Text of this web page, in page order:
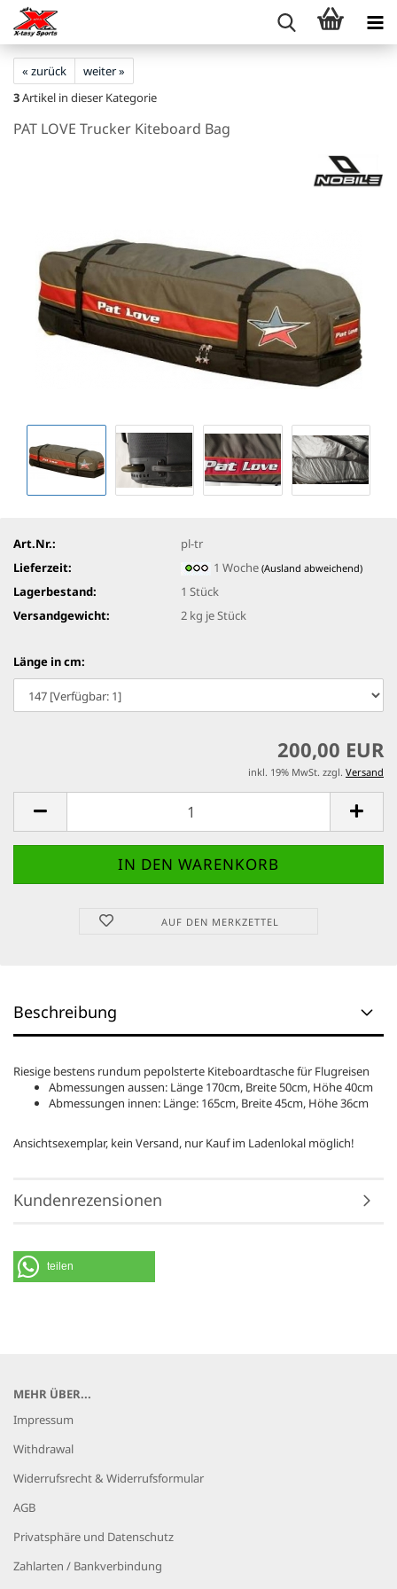
« zurück
weiter »
3Artikel in dieser Kategorie
PAT LOVE Trucker Kiteboard Bag
Art.Nr.:
pl-tr
Lieferzeit:
1 Woche(Ausland abweichend)
Lagerbestand: 1 Stück
Versandgewicht:
2 kg je Stück
Länge in cm:
200,00 EUR
inkl. 19% MwSt. zzgl. Versand
AUF DEN MERKZETTEL
Beschreibung
Riesige bestens rundum pepolsterte Kiteboardtasche für Flugreisen
Abmessungen aussen: Länge 170cm, Breite 50cm, Höhe 40cm
Abmessungen innen: Länge: 165cm, Breite 45cm, Höhe 36cm
Ansichtsexemplar, kein Versand, nur Kauf im Ladenlokal möglich!
Kundenrezensionen
teilen
MEHR ÜBER...
Impressum
Withdrawal
Widerrufsrecht & Widerrufsformular
AGB
Privatsphäre und Datenschutz
Zahlarten / Bankverbindung